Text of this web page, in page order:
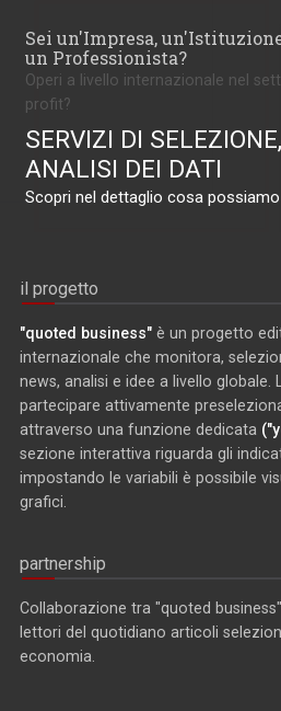
Sei un'Impresa,
un Professionista?
Operi a livello internazionale nel
profit?
SERVIZI DI
ANALISI DEI DATI
Scopri nel dettaglio cosa
il progetto
"quoted business" è un progetto
internazionale che monitora,
news, analisi e idee a livello globale.
partecipare attivamente
attraverso una funzione dedicata
sezione interattiva riguarda gli
impostando le variabili è possibile
grafici.
partnership
Collaborazione tra "quoted
lettori del quotidiano articoli
economia.